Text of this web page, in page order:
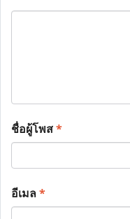
ชื่อผู้โพส*
อีเมล*